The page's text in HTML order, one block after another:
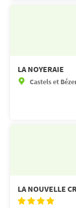
LA NOYERAIE
Castels et
LA NOUVELLE